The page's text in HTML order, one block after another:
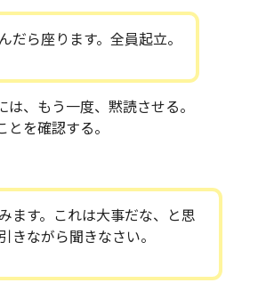
だら座ります。全員起立。
は、もう一度、黙読させる。
を確認する。
ます。これは大事だな、と思
きながら聞きなさい。